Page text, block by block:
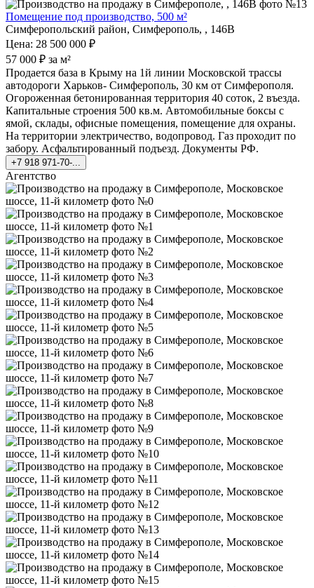
Помещение под производство, 500 м²
Симферопольский район, Симферополь, , 146В
Цена: 28 500 000 ₽
57 000 ₽ за м²
Продается база в Крыму на 1й линии Московской трассы
автодороги Харьков- Симферополь, 30 км от Симферополя.
Огороженная бетонированная территория 40 соток, 2 въезда.
Капитальные строения 500 кв.м. Автомобильные боксы с
ямой, склады, офисные помещения, помещение для охраны.
На территории электричество, водопровод. Газ проходит по
забору. Асфальтированный подъезд. Документы РФ.
+7 918 971-70-...
Агентство